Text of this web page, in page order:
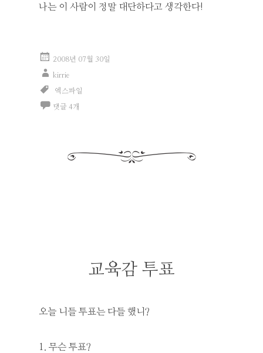
나는 이 사람이 정말 대단하다고 생각한다!
2008년 07월 30일
kirrie
엑스파일
댓글 4개
교육감 투표
오늘 니들 투표는 다들 했니?
1. 무슨 투표?